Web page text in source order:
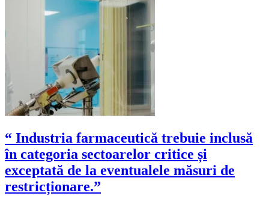
“ Industria farmaceutică trebuie inclusă
în categoria sectoarelor critice și
exceptată de la eventualele măsuri de
restricționare.”